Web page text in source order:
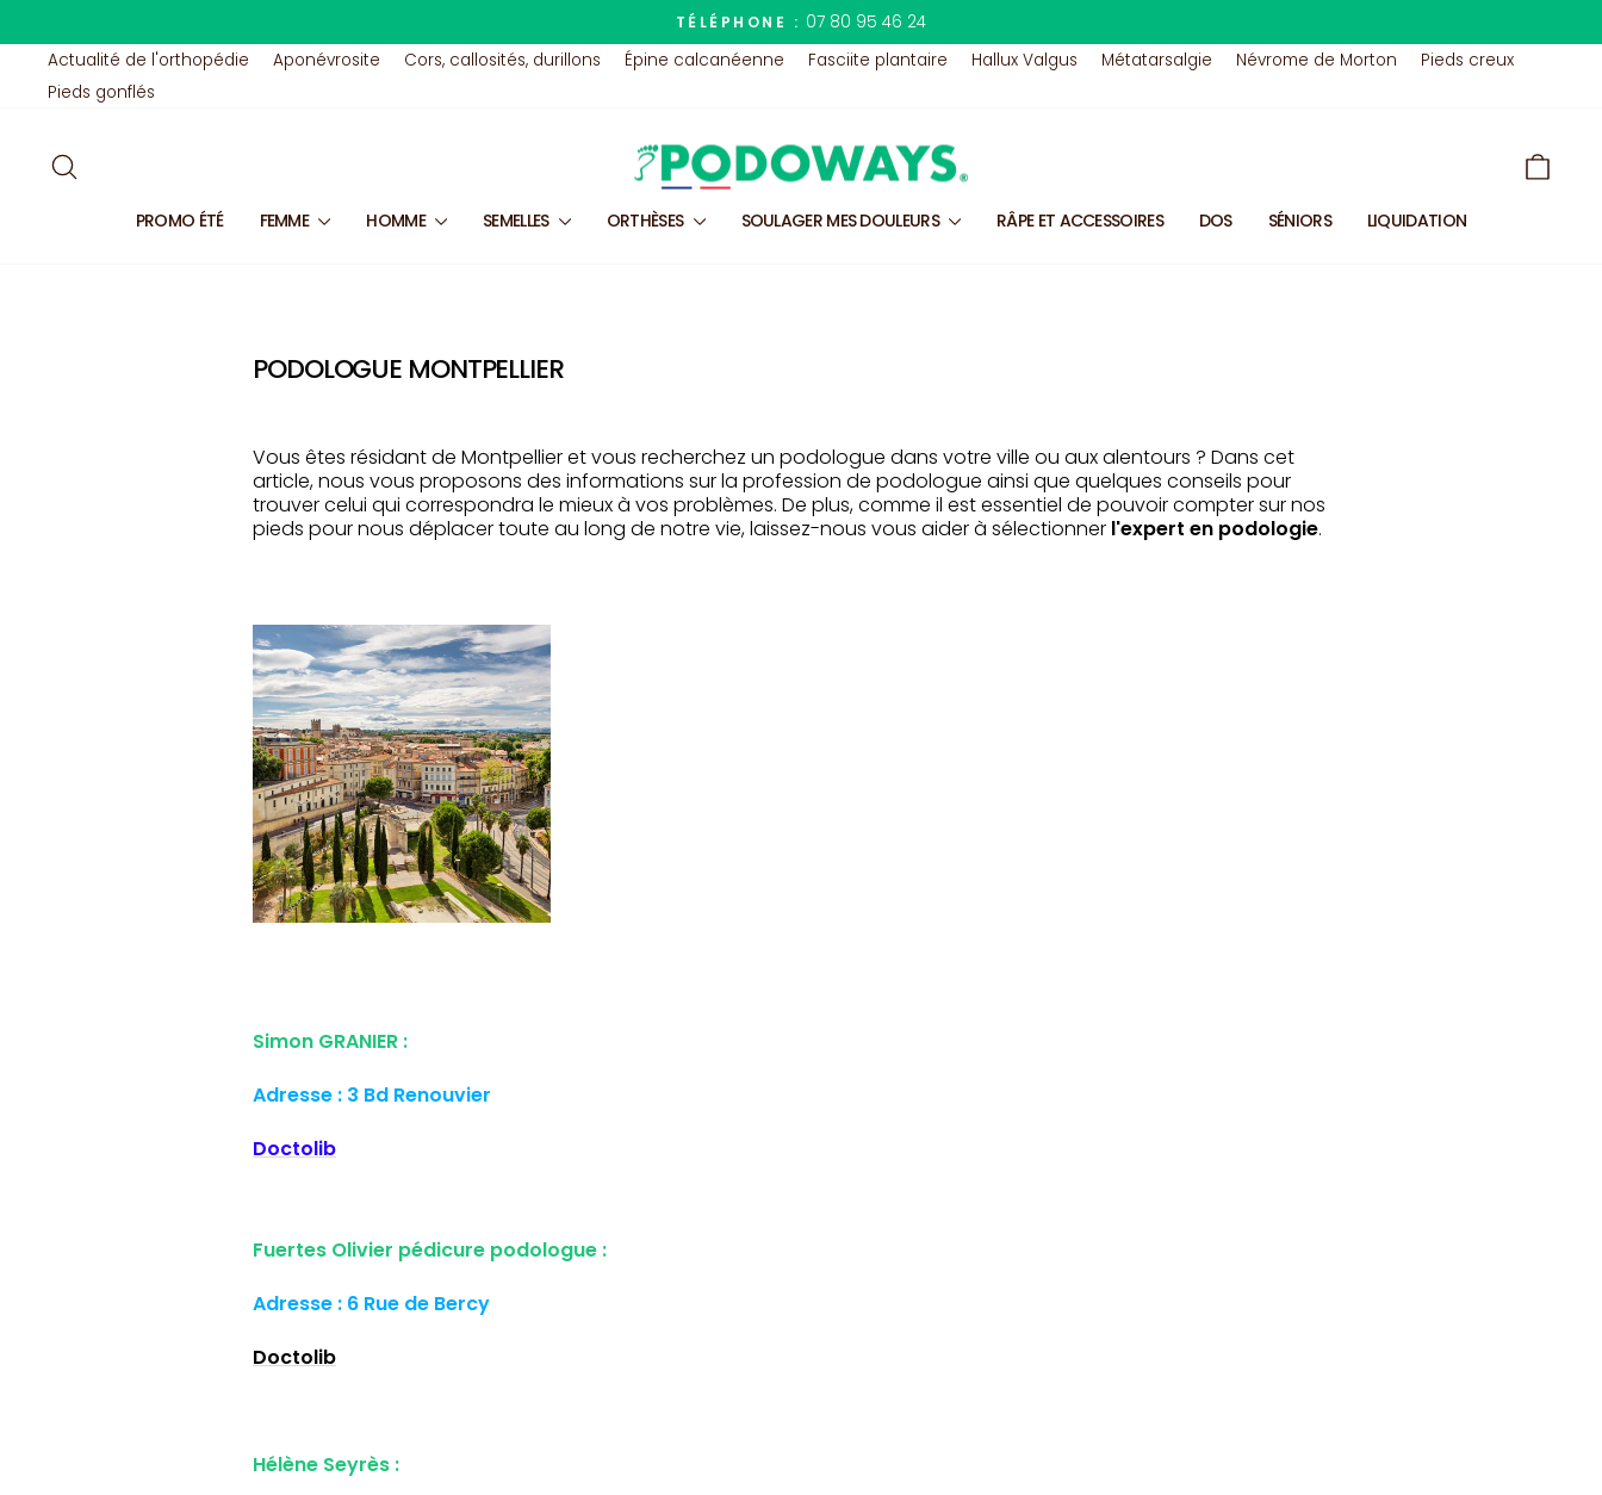
contenu
Diaporama
Pause
LIVRAISON OFFERTE dès 27,90€ d'achat !
Actualité de l'orthopédie
Aponévrosite Cors, callosités, durillons Épine calcanéenne Fasciite plantaire Hallux Valgus Métatarsalgie Névrome de Morton
Pieds creux
Pieds gonflés
PROMO ÉTÉ FEMME HOMME SEMELLES ORTHÈSES SOULAGER MES DOULEURS RÂPE ET ACCESSOIRES DOS SÉNIORS LIQUIDATION
PODOLOGUE MONTPELLIER
Vous êtes résidant de Montpellier et vous recherchez un podologue dans votre ville ou aux alentours ? Dans cet
article, nous vous proposons des informations sur la profession de podologue ainsi que quelques conseils pour
trouver celui qui correspondra le mieux à vos problèmes. De plus, comme il est essentiel de pouvoir compter sur nos
pieds pour nous déplacer toute au long de notre vie, laissez-nous vous aider à sélectionner l'expert en podologie.
Simon GRANIER :
Adresse : 3 Bd Renouvier
Doctolib
Fuertes Olivier pédicure podologue :
Adresse : 6 Rue de Bercy
Doctolib
Hélène Seyrès :